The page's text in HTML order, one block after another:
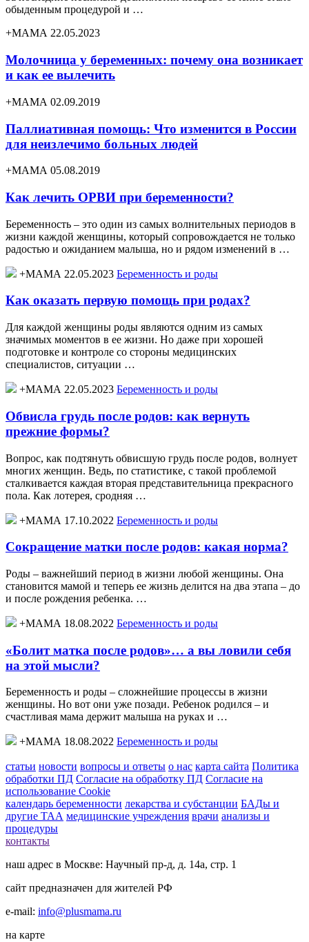
обыденным процедурой и …
+МАМА 22.05.2023
Молочница у беременных: почему она возникает
и как ее вылечить
+МАМА 02.09.2019
Паллиативная помощь: Что изменится в России
для неизлечимо больных людей
+МАМА 05.08.2019
Как лечить ОРВИ при беременности?
Беременность – это один из самых волнительных периодов в
жизни каждой женщины, который сопровождается не только
радостью и ожиданием малыша, но и рядом изменений в …
+МАМА 22.05.2023 Беременность и роды
Как оказать первую помощь при родах?
Для каждой женщины роды являются одним из самых
значимых моментов в ее жизни. Но даже при хорошей
подготовке и контроле со стороны медицинских
специалистов, ситуации …
+МАМА 22.05.2023 Беременность и роды
Обвисла грудь после родов: как вернуть
прежние формы?
Вопрос, как подтянуть обвисшую грудь после родов, волнует
многих женщин. Ведь, по статистике, с такой проблемой
сталкивается каждая вторая представительница прекрасного
пола. Как лотерея, сродняя …
+МАМА 17.10.2022 Беременность и роды
Сокращение матки после родов: какая норма?
Роды – важнейший период в жизни любой женщины. Она
становится мамой и теперь ее жизнь делится на два этапа – до
и после рождения ребенка. …
+МАМА 18.08.2022 Беременность и роды
«Болит матка после родов»… а вы ловили себя
на этой мысли?
Беременность и роды – сложнейшие процессы в жизни
женщины. Но вот они уже позади. Ребенок родился – и
счастливая мама держит малыша на руках и …
+МАМА 18.08.2022 Беременность и роды
статьи новости вопросы и ответы о нас карта сайта Политика
обработки ПД Согласие на обработку ПД Согласие на
использование Cookie
календарь беременности лекарства и субстанции БАДы и
другие ТАА медицинские учреждения врачи анализы и
процедуры
контакты
наш адрес в Москве: Научный пр-д, д. 14а, стр. 1
сайт предназначен для жителей РФ
e-mail: info@plusmama.ru
на карте